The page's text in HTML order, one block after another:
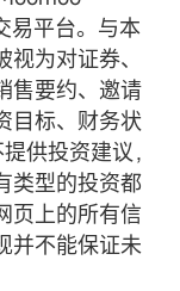
易平台。与本
为对证券、
售要约、邀请
目标、财务状
供投资建议，
类型的投资都
页上的所有信
并不能保证未